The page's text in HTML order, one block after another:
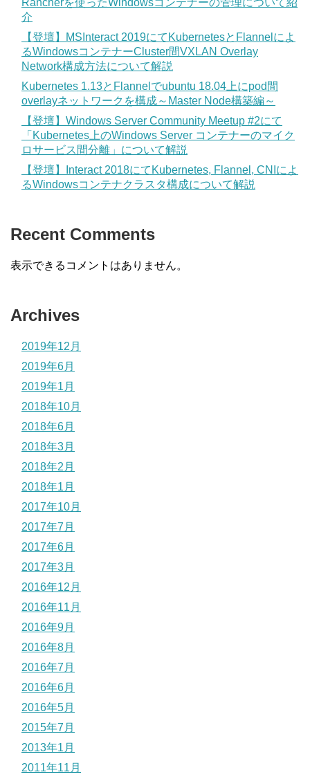
Rancherを使ったWindowsコンテナーの管理について紹
介
【登壇】MSInteract 2019にてKubernetesとFlannelによ
るWindowsコンテナーCluster間VXLAN Overlay
Network構成方法について解説
Kubernetes 1.13とFlannelでubuntu 18.04上にpod間
overlayネットワークを構成～Master Node構築編～
【登壇】Windows Server Community Meetup #2にて
「Kubernetes上のWindows Server コンテナーのマイク
ロサービス間分離」について解説
【登壇】Interact 2018にてKubernetes, Flannel, CNIによ
るWindowsコンテナクラスタ構成について解説
Recent Comments
表示できるコメントはありません。
Archives
2019年12月
2019年6月
2019年1月
2018年10月
2018年6月
2018年3月
2018年2月
2018年1月
2017年10月
2017年7月
2017年6月
2017年3月
2016年12月
2016年11月
2016年9月
2016年8月
2016年7月
2016年6月
2016年5月
2015年7月
2013年1月
2011年11月